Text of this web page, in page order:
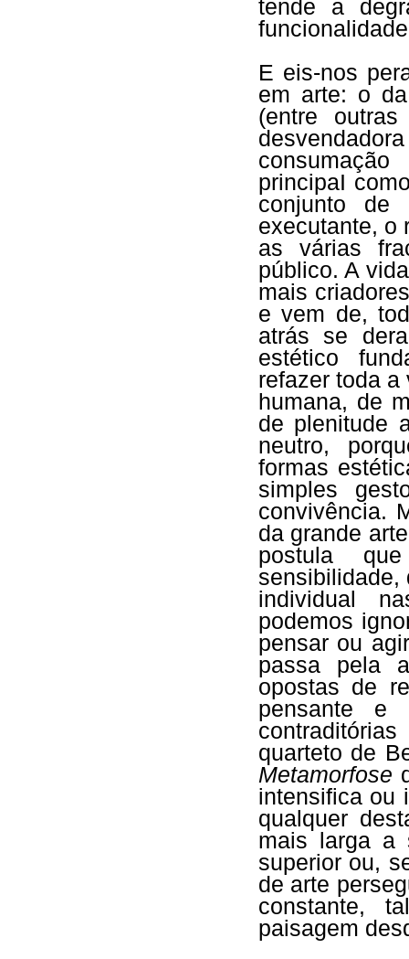
tende a
E eis-nos
em arte: o
(entre
principaI
conjunto de
executante, o
as várias
público. A
mais
e vem de,
atrás se
estético
refazer toda
humana, de
de plenitude
neutro,
formas
simples
convivência.
da grande
postula
sensibilidade,
individual
podemos
pensar ou
passa pela
opostas de
pensante e
quarteto de
Metamorfose
intensifica ou
qualquer
mais larga a
superior ou,
de arte
constante,
paisagem